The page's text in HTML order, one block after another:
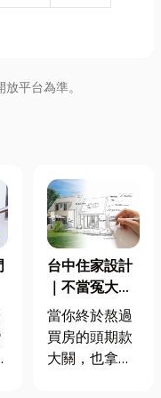
平台為準。
台中住家設計
｜不當冤大
頭！教你新家
該如何聰明裝
潢！
當你終於熬過
買房的頭期款
大關，也拿到